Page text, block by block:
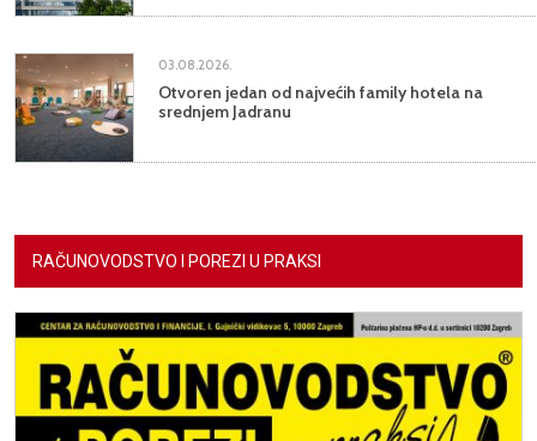
03.08.2026.
Otvoren jedan od najvećih family hotela na
srednjem Jadranu
RAČUNOVODSTVO I POREZI U PRAKSI